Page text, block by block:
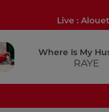
Live :
Where Is My
RAYE